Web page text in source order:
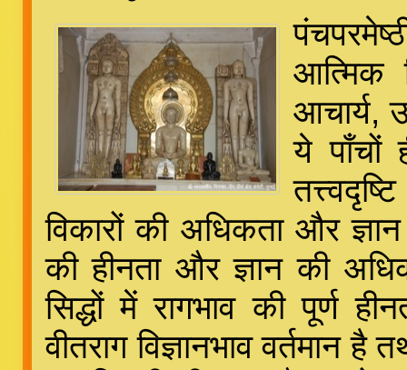
आत्मिक
आचार्य,
ये पाँचों
विकारों की अधिकता और ज्ञान
की हीनता और ज्ञान की
सिद्धों में रागभाव की पूर्ण
वीतराग विज्ञानभाव